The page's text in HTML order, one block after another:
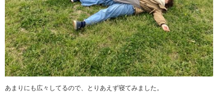
あまりにも広々してるので、とりあえず寝てみました。